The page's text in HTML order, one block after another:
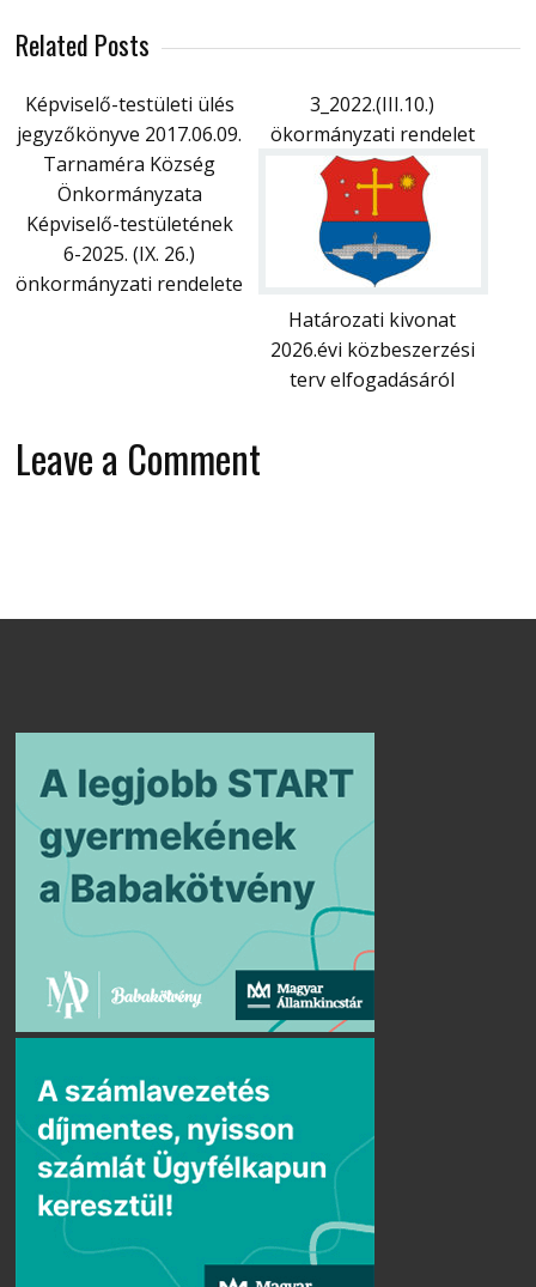
Related Posts
Képviselő-testületi ülés
jegyzőkönyve 2017.06.09.
3_2022.(III.10.)
ökormányzati rendelet
Tarnaméra Község
Önkormányzata
Képviselő-testületének
6-2025. (IX. 26.)
önkormányzati rendelete
Határozati kivonat
2026.évi közbeszerzési
terv elfogadásáról
Leave a Comment